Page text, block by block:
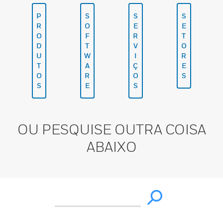
P
R
O
D
U
T
O
S
S
O
F
T
W
A
R
E
S
E
R
V
I
Ç
O
S
S
E
T
O
R
E
S
OU PESQUISE OUTRA COISA
ABAIXO